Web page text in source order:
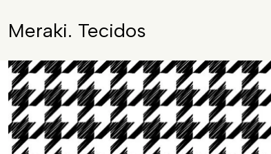
Meraki. Tecidos